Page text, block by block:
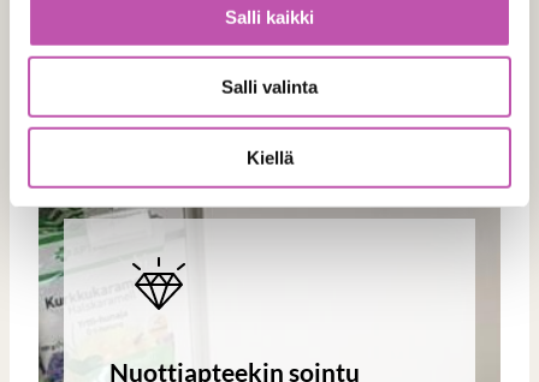
Salli kaikki
Salli valinta
Kiellä
Nuottiapteekin sointu